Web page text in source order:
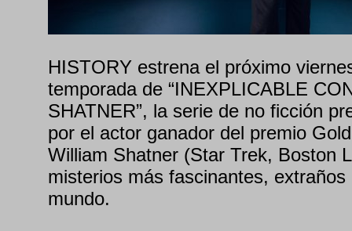
HISTORY estrena el próximo
temporada de “INEXPLICABLE
SHATNER”, la serie de no ficción
por el actor ganador del premio
William Shatner (Star Trek, Boston
misterios más fascinantes,
mundo.